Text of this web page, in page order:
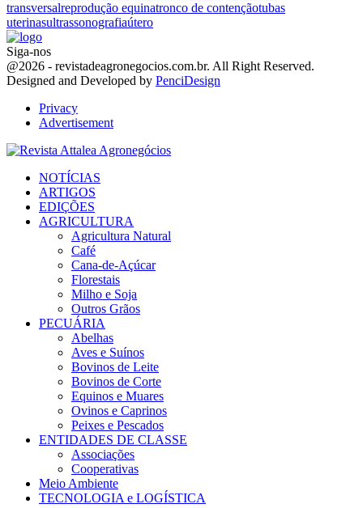
transversalreprodução equinatronco de contençãotubas
uterinasultrassonografiaútero
Siga-nos
Facebook
Twitter
Instagram
Linkedin
Youtube
Email
@2026 - revistadeagronegocios.com.br. All Right Reserved.
Designed and Developed by PenciDesign
Privacy
Advertisement
NOTÍCIAS
ARTIGOS
EDIÇÕES
AGRICULTURA
Agricultura Natural
Café
Cana-de-Açúcar
Florestais
Milho e Soja
Outros Grãos
PECUÁRIA
Abelhas
Aves e Suínos
Bovinos de Leite
Bovinos de Corte
Equinos e Muares
Ovinos e Caprinos
Peixes e Pescados
ENTIDADES DE CLASSE
Associações
Cooperativas
Meio Ambiente
TECNOLOGIA e LOGÍSTICA